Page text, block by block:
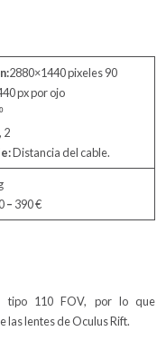
2880×1440 pixeles 90
px por ojo
2
Distancia del cable.
– 390 €
tipo 110 FOV, por lo que
las lentes de Oculus Rift.